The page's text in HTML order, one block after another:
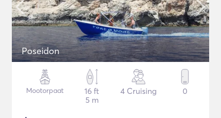
Poseidon
Mootorpaat
16 ft
5 m
4 Cruising 0